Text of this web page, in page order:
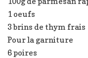
1 oeufs
3 brins de thym frais
Pour la garniture
6 poires